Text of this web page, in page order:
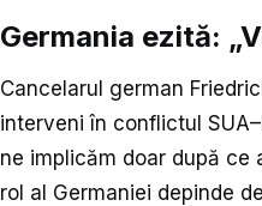
Germania ezită:
Cancelarul german
interveni în conflictul
ne implicăm doar după ce
rol al Germaniei depinde